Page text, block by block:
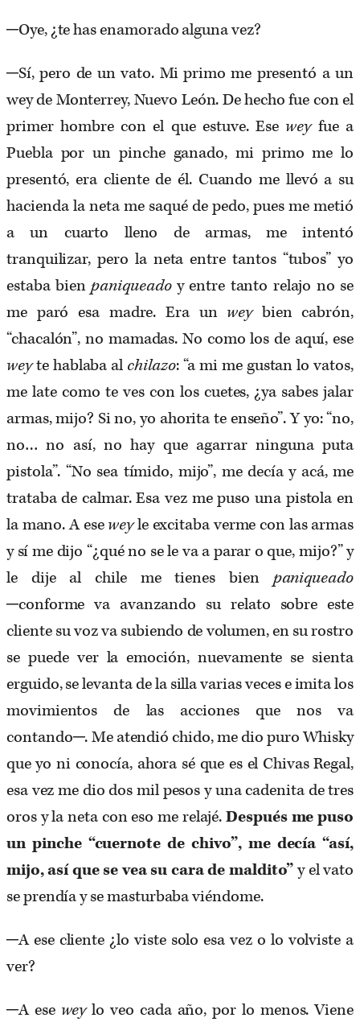
─Oye, ¿te has enamorado alguna vez?
─Sí, pero de un vato. Mi primo me presentó a un
wey de Monterrey, Nuevo León. De hecho fue con el
primer hombre con el que estuve. Ese weyfue a
Puebla por un pinche ganado, mi primo me lo
presentó, era cliente de él. Cuando me llevó a su
hacienda la neta me saqué de pedo, pues me metió
a un cuarto lleno de armas, me intentó
tranquilizar, pero la neta entre tantos “tubos” yo
estaba bienpaniqueadoy entre tanto relajo no se
me paró esa madre. Era un weybien cabrón,
“chacalón”, no mamadas. No como los de aquí, ese
weyte hablaba al chilazo: “a mi me gustan lo vatos,
me late como te ves con los cuetes, ¿ya sabes jalar
armas, mijo? Si no, yo ahorita te enseño”. Y yo: “no,
no… no así, no hay que agarrar ninguna puta
pistola”. “No sea tímido, mijo”, me decía y acá, me
trataba de calmar. Esa vez me puso una pistola en
la mano. A eseweyle excitaba verme con las armas
y sí me dijo “¿qué no se le va a parar o que, mijo?” y
le dije al chile me tienes bien paniqueado
─conforme va avanzando su relato sobre este
cliente su voz va subiendo de volumen, en su rostro
se puede ver la emoción, nuevamente se sienta
erguido, se levanta de la silla varias veces e imita los
movimientos de las acciones que nos va
contando─. Me atendió chido, me dio puro Whisky
que yo ni conocía, ahora sé que es el Chivas Regal,
esa vez me dio dos mil pesos y una cadenita de tres
oros y la neta con eso me relajé.Después me puso
un pinche “cuernote de chivo”, me decía “así,
mijo, así que se vea su cara de maldito”y el vato
se prendía y se masturbaba viéndome.
─A ese cliente ¿lo viste solo esa vez o lo volviste a
ver?
─A ese weylo veo cada año, por lo menos. Viene